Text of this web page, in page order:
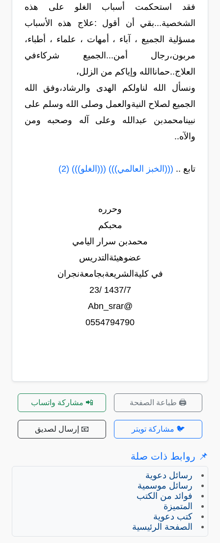
فقد استحكمت أسباب الغلو على هذه
الشخصية...بقي أن أقول :علاج هذه الأسباب
مسؤلية الجميع ، آباء ، أمهات ، علماء ، أطباء،
مربون،رجال أمن...الجميع شركاءفي
العلاج..حماناالله وإياكم من الزلل،
ونسأل الله لناولكم الهدى والرشاد،وفق الله
الجميع لصلاح النيةوالعمل وصلى الله وسلم على
نبينامحمدبن عبدالله وعلى آله وصحبه ومن
والآه..
تابع .. (((الخبز العالمي))) (((الغلو))) (2)
وحرره
محبكم
محمدبن سرار اليامي
عضوهيئةالتدريس
في كليةالشريعةبجامعةنجران
1437/7 /23
@Abn_srar
0554794790
🖨️ طباعة الصفحة 📲 مشاركة واتساب
🐦 مشاركة تويتر 📧 إرسال لصديق
📌 روابط ذات صلة
رسائل دعوية
رسائل موسمية
فوائد من الكتب
المتميزة
كتب دعوية
الصفحة الرئيسية